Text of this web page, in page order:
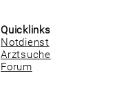
Quicklinks
Notdienst
Arztsuche
Forum